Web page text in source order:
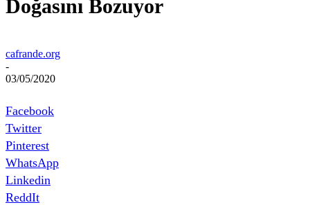
Doğasını Bozuyor
cafrande.org
-
03/05/2020
Facebook
Twitter
Pinterest
WhatsApp
Linkedin
ReddIt